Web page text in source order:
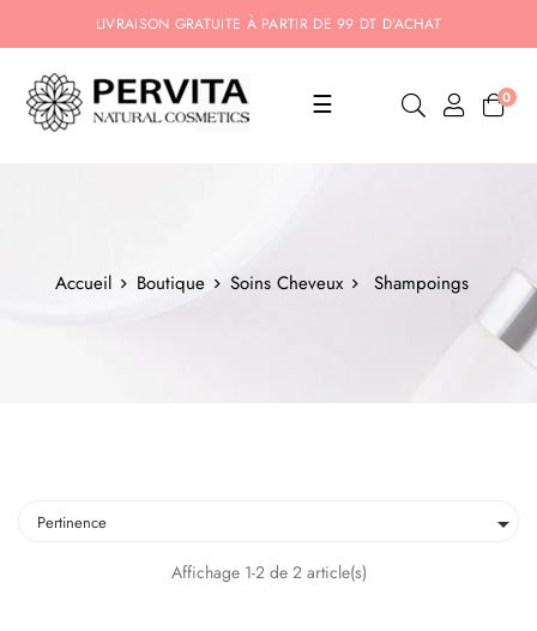
LIVRAISON GRATUITE À PARTIR DE 99 DT D’ACHAT
Basculer
☰ 0
Accueil Boutique Soins Cheveux Shampoings
Pertinence 
Affichage 1-2 de 2 article(s)